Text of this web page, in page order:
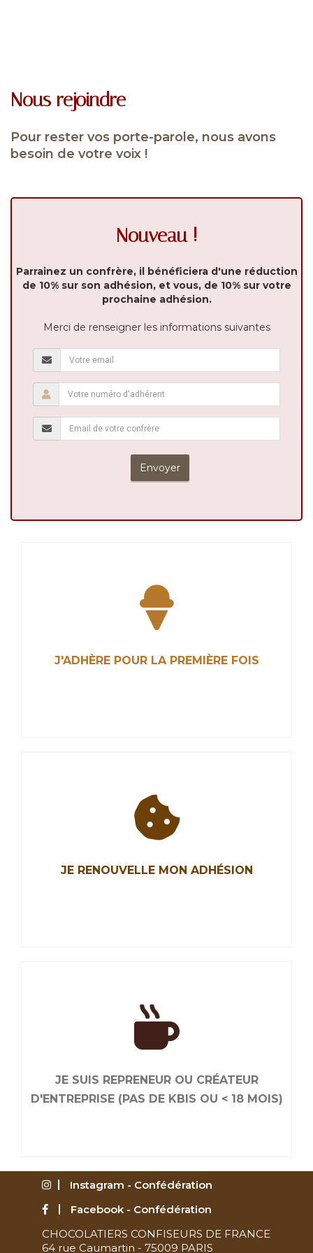
Nous rejoindre
Pour rester vos porte-parole, nous avons
besoin de votre voix !
Nouveau !
Parrainez un confrère, il bénéficiera d'une réduction
de 10% sur son adhésion, et vous, de 10% sur votre
prochaine adhésion.
Merci de renseigner les informations suivantes
Envoyer
J'ADHÈRE POUR LA PREMIÈRE FOIS
J'ADHÈRE POUR LA PREMIÈRE FOIS
pour mission de représenter la profession,
promouvoir nos métiers de chocolatiers,
JE RENOUVELLE MON ADHÉSION
JE RENOUVELLE MON ADHÉSION
sommes plus efficaces. Renouvelez maintenant
votre adhésion.
JE SUIS REPRENEUR OU CRÉATEUR
D'ENTREPRISE (PAS DE KBIS OU < 18 MOIS)
JE SUIS REPRENEUR OU CRÉATEUR
Instagram - Confédération
Facebook - Confédération
CHOCOLATIERS CONFISEURS DE FRANCE
64 rue Caumartin - 75009 PARIS